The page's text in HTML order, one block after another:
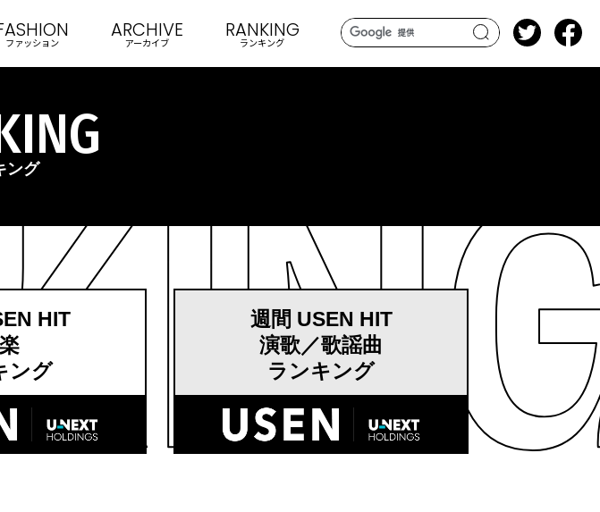
search
ファッション
ARCHIVE
アーカイブ
RANKING
ランキング
ング
HIT
ング
週間 USEN HIT
演歌／歌謡曲
ランキング